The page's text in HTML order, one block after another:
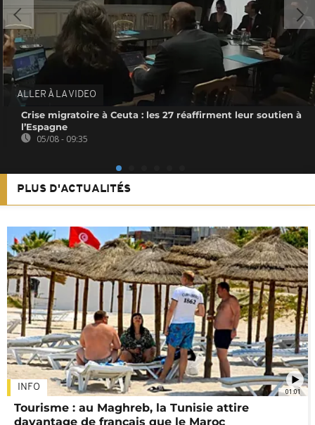
ALLER À LA VIDEO
Crise migratoire à Ceuta : les 27 réaffirment leur soutien à
l’Espagne
05/08 - 09:35
PLUS D'ACTUALITÉS
01:01
INFO
Tourisme : au Maghreb, la Tunisie attire
davantage de français que le Maroc